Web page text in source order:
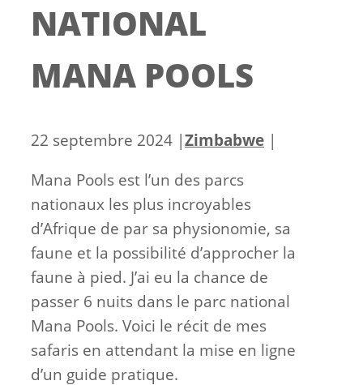
NATIONAL
MANA POOLS
22 septembre 2024 |Catégories
Zimbabwe |
Mana Pools est l’un des parcs
nationaux les plus incroyables
d’Afrique de par sa physionomie, sa
faune et la possibilité d’approcher la
faune à pied. J’ai eu la chance de
passer 6 nuits dans le parc national
Mana Pools. Voici le récit de mes
safaris en attendant la mise en ligne
d’un guide pratique.